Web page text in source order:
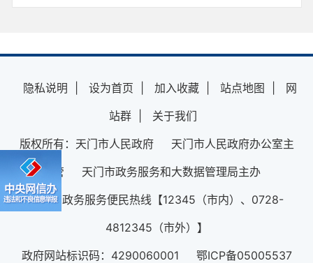
隐私说明 设为首页 加入收藏 站点地图
网
站群
关于我们
版权所有：天门市人民政府 天门市人民政府办公室主
管 天门市政务服务和大数据管理局主办
12345政务服务便民热线【12345（市内）、0728-
4812345（市外）】
政府网站标识码：4290060001 鄂ICP备05005537